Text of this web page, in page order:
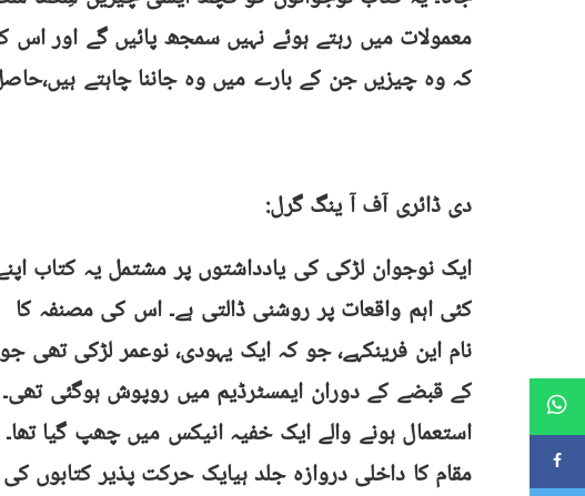
معمولات میں رہتے ہوئے نہیں سمجھ پائیں گے اور اس
کہ وہ چیزیں جن کے بارے میں وہ جاننا چاہتے
دی ڈائری آف آ ینگ گرل:
ایک نوجوان لڑکی کی یادداشتوں پر مشتمل یہ کتاب
کئی اہم واقعات پر روشنی ڈالتی ہے۔ اس کی مصنفہ کا
نام این فرینکہے، جو کہ ایک یہودی، نوعمر لڑکی
کے قبضے کے دوران ایمسٹرڈیم میں روپوش ہوگئی
استعمال ہونے والے ایک خفیہ انیکس میں چھپ گیا
مقام کا داخلی دروازہ جلد ہیایک حرکت پذیر کتابوں